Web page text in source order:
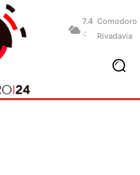
7.4
C
Comodoro
Rivadavia